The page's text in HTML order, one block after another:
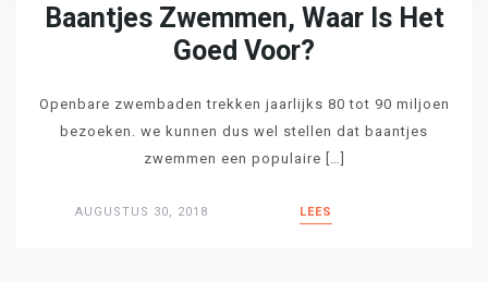
Baantjes Zwemmen, Waar Is Het
Goed Voor?
Openbare zwembaden trekken jaarlijks 80 tot 90 miljoen
bezoeken. we kunnen dus wel stellen dat baantjes
zwemmen een populaire […]
AUGUSTUS 30, 2018 LEES